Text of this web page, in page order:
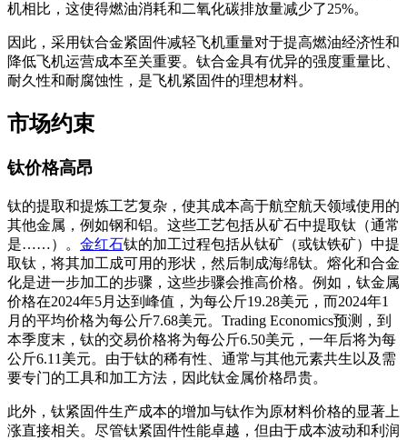
机相比，这使得燃油消耗和二氧化碳排放量减少了25%。
因此，采用钛合金紧固件减轻飞机重量对于提高燃油经济性和
降低飞机运营成本至关重要。钛合金具有优异的强度重量比、
耐久性和耐腐蚀性，是飞机紧固件的理想材料。
市场约束
钛价格高昂
钛的提取和提炼工艺复杂，使其成本高于航空航天领域使用的
其他金属，例如钢和铝。这些工艺包括从矿石中提取钛（通常
是……）。 金红石钛的加工过程包括从钛矿（或钛铁矿）中提
取钛，将其加工成可用的形状，然后制成海绵钛。熔化和合金
化是进一步加工的步骤，这些步骤会推高价格。例如，钛金属
价格在2024年5月达到峰值，为每公斤19.28美元，而2024年1
月的平均价格为每公斤7.68美元。Trading Economics预测，到
本季度末，钛的交易价格将为每公斤6.50美元，一年后将为每
公斤6.11美元。由于钛的稀有性、通常与其他元素共生以及需
要专门的工具和加工方法，因此钛金属价格昂贵。
此外，钛紧固件生产成本的增加与钛作为原材料价格的显著上
涨直接相关。尽管钛紧固件性能卓越，但由于成本波动和利润